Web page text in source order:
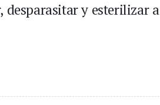
desparasitar y esterilizar a